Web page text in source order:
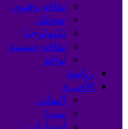
ثقافة وفنون
صحتك
تكنولوجيا
ثقافة جنسية
نوافذ
رياضة
الأخيرة
التهاني
ميديا
إشهارات